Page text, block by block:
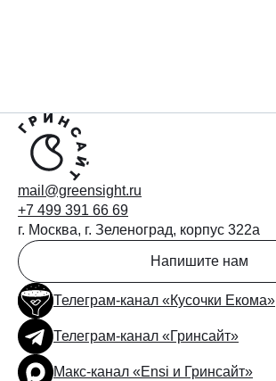
mail@greensight.ru
+7 499 391 66 69
г. Москва, г. Зеленоград, корпус 322а
Напишите нам
Телеграм-канал «Кусочки Екома»
Телеграм-канал «Гринсайт»
Макс-канал «Ensi и Гринсайт»